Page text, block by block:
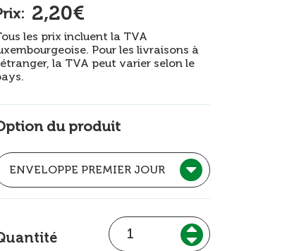
2,20€
les prix incluent la TVA
Pour les livraisons à
la TVA peut varier selon le
du produit